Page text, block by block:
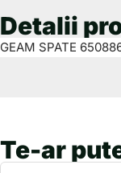
Detalii
GEAM SPATE
Te-ar